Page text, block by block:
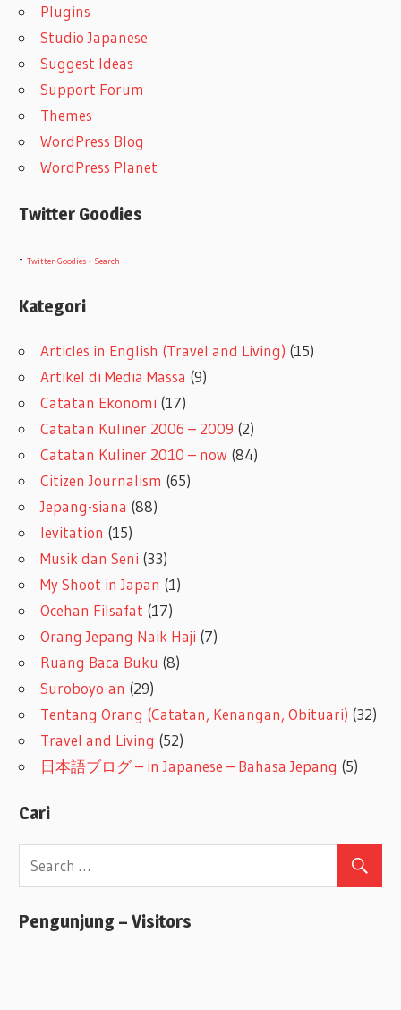
Plugins
Studio Japanese
Suggest Ideas
Support Forum
Themes
WordPress Blog
WordPress Planet
Twitter Goodies
-Twitter Goodies - Search
Kategori
Articles in English (Travel and Living) (15)
Artikel di Media Massa (9)
Catatan Ekonomi (17)
Catatan Kuliner 2006 – 2009 (2)
Catatan Kuliner 2010 – now (84)
Citizen Journalism (65)
Jepang-siana (88)
levitation (15)
Musik dan Seni (33)
My Shoot in Japan (1)
Ocehan Filsafat (17)
Orang Jepang Naik Haji (7)
Ruang Baca Buku (8)
Suroboyo-an (29)
Tentang Orang (Catatan, Kenangan, Obituari) (32)
Travel and Living (52)
日本語ブログ – in Japanese – Bahasa Jepang (5)
Cari
Pengunjung – Visitors